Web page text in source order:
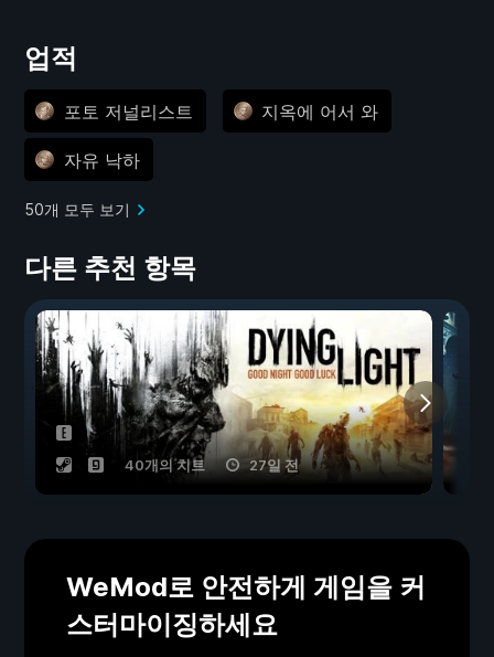
업적
포토 저널리스트 지옥에 어서 와
자유 낙하
50개 모두 보기
다른 추천 항목
40개의 치트 27일 전
WeMod로 안전하게 게임을 커
스터마이징하세요